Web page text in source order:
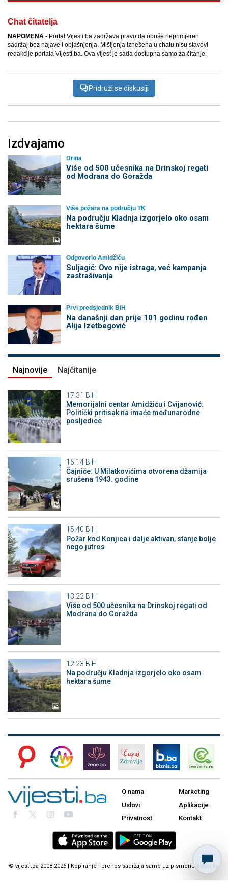
Chat čitatelja
NAPOMENA - Portal Vijesti.ba zadržava pravo da obriše neprimjeren
sadržaj bez najave i objašnjenja. Mišljenja iznešena u chatu nisu stavovi
redakcije portala Vijesti.ba. Ova vijest je sada dostupna samo za čitanje.
Pridruži se diskusiji
Izdvajamo
Drina
Više od 500 učesnika na Drinskoj regati
od Modrana do Goražda
Više požara na području TK
Na području Kladnja izgorjelo oko osam
hektara šume
Odgovorio Amidžiću
Suljagić: Ovo nije istraga, već kampanja
zastrašivanja
Prvi predsjednik BiH
Na današnji dan prije 101 godinu rođen
Alija Izetbegović
Najnovije Najčitanije
17:31 BiH
Memorijalni centar Amidžiću i Cvijanović:
Politički pritisak na imaće međunarodne
posljedice
16:14 BiH
Čajniče: U Milatkovićima otvorena džamija
srušena 1943. godine
15:40 BiH
Požar kod Konjica i dalje aktivan, stanje bolje
nego jutros
13:22 BiH
Više od 500 učesnika na Drinskoj regati od
Modrana do Goražda
12:23 BiH
Na području Kladnja izgorjelo oko osam
hektara šume
O nama
Uslovi
Privatnost
Marketing
Aplikacije
Kontakt
© vijesti.ba 2008-2026 | Kopiranje i prenos sadržaja samo uz pismenu dozvolu.